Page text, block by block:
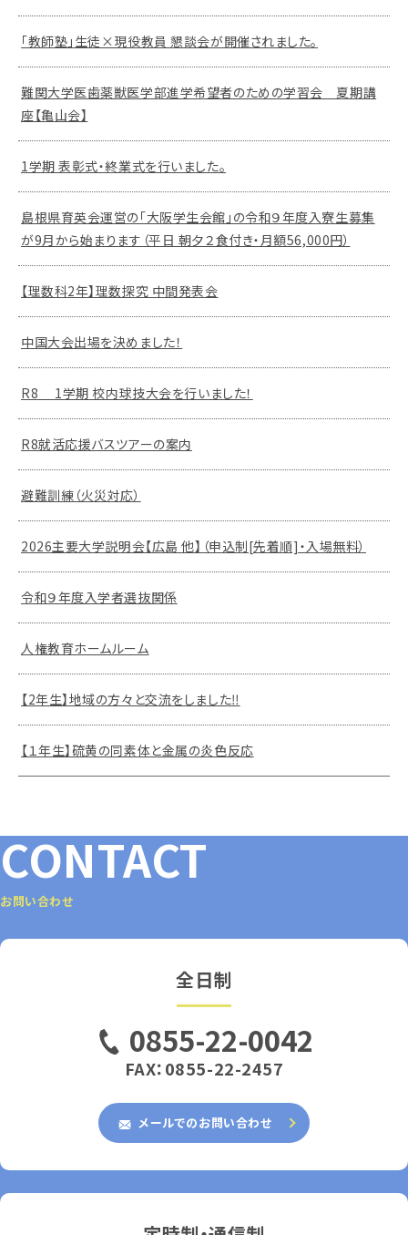
「教師塾」生徒×現役教員 懇談会が開催されました。
難関大学医歯薬獣医学部進学希望者のための学習会 夏期講
座【亀山会】
1学期 表彰式・終業式を行いました。
島根県育英会運営の「大阪学生会館」の令和９年度入寮生募集
が9月から始まります（平日 朝夕２食付き・月額56,000円）
【理数科2年】理数探究 中間発表会
中国大会出場を決めました！
R8 1学期 校内球技大会を行いました！
R8就活応援バスツアーの案内
避難訓練（火災対応）
2026主要大学説明会【広島 他】（申込制[先着順]・入場無料）
令和９年度入学者選抜関係
人権教育ホームルーム
【2年生】地域の方々と交流をしました‼
【１年生】硫黄の同素体と金属の炎色反応
CONTACT
お問い合わせ
全日制
0855-22-0042
FAX：0855-22-2457
メールでのお問い合わせ